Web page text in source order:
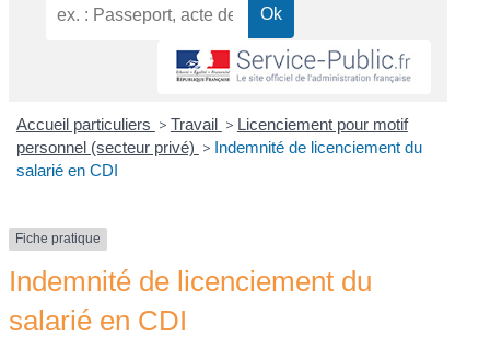
Accueil particuliers > Travail > Licenciement pour motif
personnel (secteur privé) > Indemnité de licenciement du
salarié en CDI
Fiche pratique
Indemnité de licenciement du
salarié en CDI